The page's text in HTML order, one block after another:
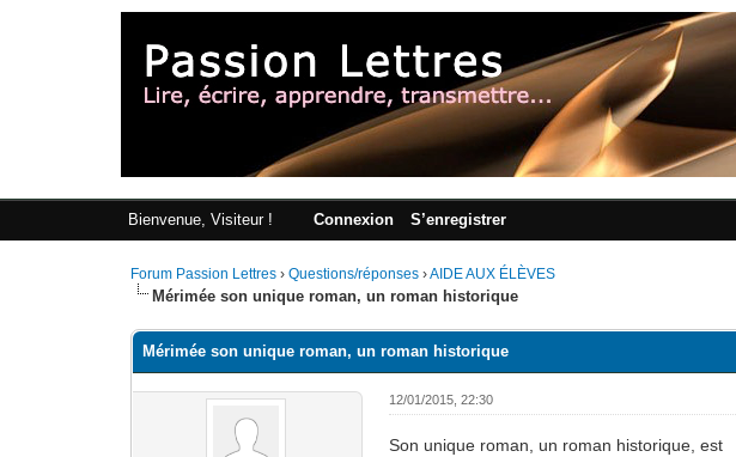
Bienvenue, Visiteur ! Connexion S’enregistrer
Forum Passion Lettres ›Questions/réponses ›AIDE AUX ÉLÈVES
Mérimée son unique roman, un roman historique
Mérimée son unique roman, un roman historique
12/01/2015, 22:30
Son unique roman, un roman historique, est